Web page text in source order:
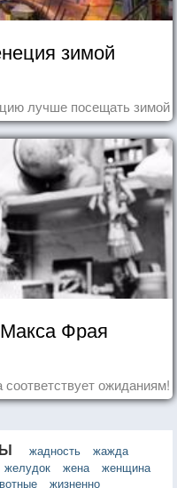
зимой
лучше посещать зимой
Фрая
ожиданиям!
жадность
жажда
желудок жена
женщина
жизненно